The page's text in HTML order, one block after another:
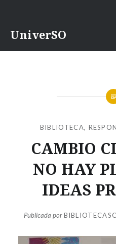
UniverSO
BIBLIOTECA,
CAMBIO
NO HAY
IDEAS
Publicada por